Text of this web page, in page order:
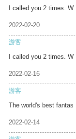
I called you 2 times. W
2022-02-20
游客
I called you 2 times. W
2022-02-16
游客
The world's best fantas
2022-02-14